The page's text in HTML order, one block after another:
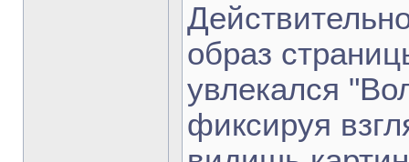
образ
увлекался
фиксируя